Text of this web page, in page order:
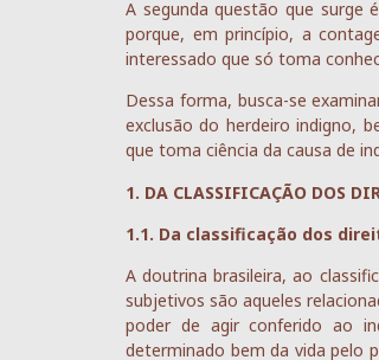
A segunda questão que surge
porque, em princípio, a
interessado que só toma
Dessa forma, busca-se
exclusão do herdeiro indigno,
que toma ciência da causa de
1. DA CLASSIFICAÇÃO DOS
1.1. Da classificação dos
A doutrina brasileira, ao
subjetivos são aqueles
poder de agir conferido ao
determinado bem da vida pelo